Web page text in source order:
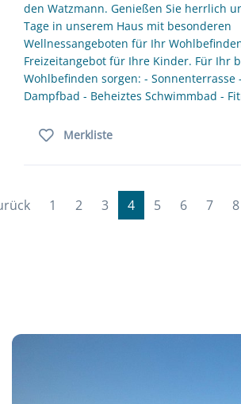
den Watzmann. Genießen Sie herrlich
Tage in unserem Haus mit besonderen
Wellnessangeboten für Ihr
Freizeitangebot für Ihre Kinder. Für Ihr
Wohlbefinden sorgen: - Sonnenterrasse
Dampfbad - Beheiztes Schwimmbad -
Merkliste
1 2 3 4 5 6 7 8